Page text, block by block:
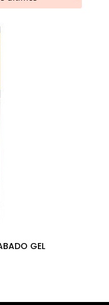
GEL